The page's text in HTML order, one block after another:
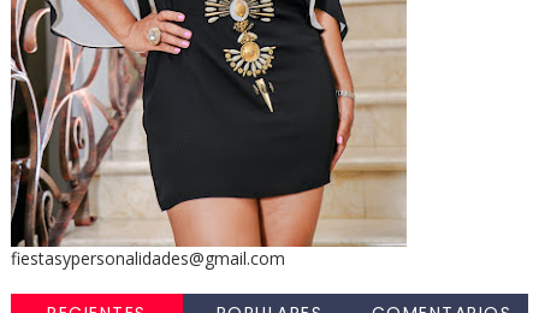
fiestasypersonalidades@gmail.com